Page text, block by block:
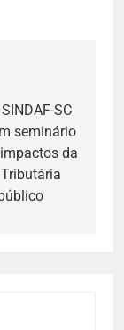
SC
seminário
da